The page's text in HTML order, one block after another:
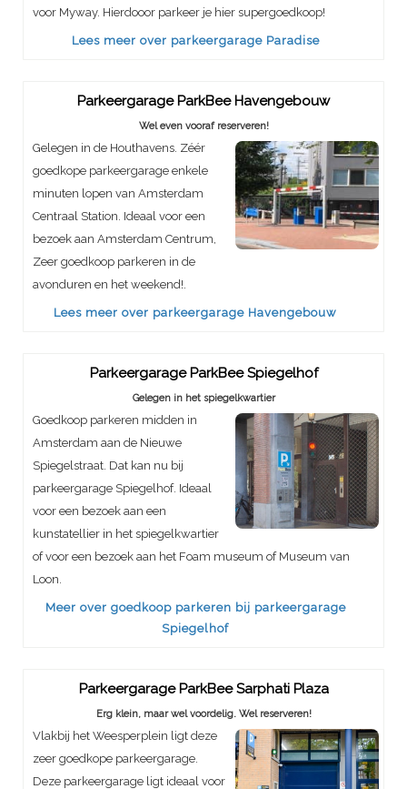
voor Myway. Hierdooor parkeer je hier supergoedkoop!
Lees meer over parkeergarage Paradise
Parkeergarage ParkBee Havengebouw
Wel even vooraf reserveren!
Gelegen in de Houthavens. Zéér
goedkope parkeergarage enkele
minuten lopen van Amsterdam
Centraal Station. Ideaal voor een
bezoek aan Amsterdam Centrum,
Zeer goedkoop parkeren in de
avonduren en het weekend!.
Lees meer over parkeergarage Havengebouw
Parkeergarage ParkBee Spiegelhof
Gelegen in het spiegelkwartier
Goedkoop parkeren midden in
Amsterdam aan de Nieuwe
Spiegelstraat. Dat kan nu bij
parkeergarage Spiegelhof. Ideaal
voor een bezoek aan een
kunstatellier in het spiegelkwartier
of voor een bezoek aan het Foam museum of Museum van
Loon.
Meer over goedkoop parkeren bij parkeergarage
Spiegelhof
Parkeergarage ParkBee Sarphati Plaza
Erg klein, maar wel voordelig. Wel reserveren!
Vlakbij het Weesperplein ligt deze
zeer goedkope parkeergarage.
Deze parkeergarage ligt ideaal voor